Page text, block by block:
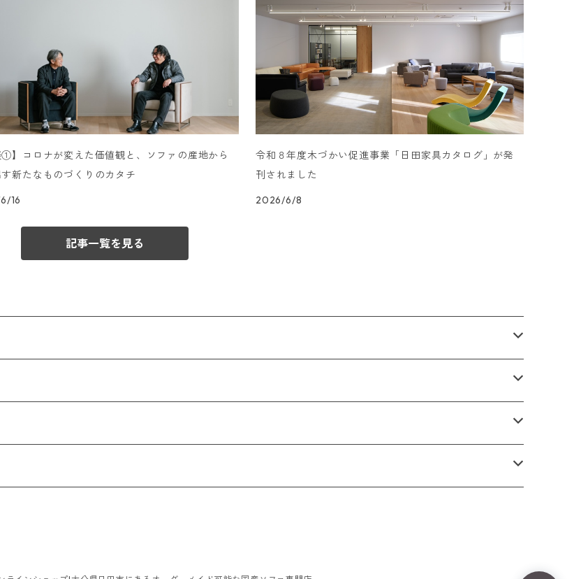
①】コロナが変えた価値観と、ソファの産地から
新たなものづくりのカタチ
16
令和８年度木づかい促進事業「日田家具カタログ」が発
刊されました
2026/6/8
記事一覧を見る